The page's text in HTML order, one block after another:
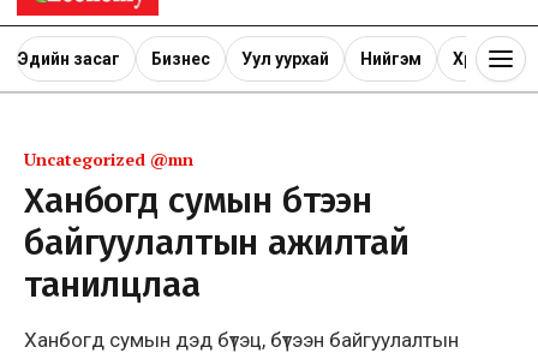
Эдийн засаг Бизнес Уул уурхай Нийгэм Хөрөнгө
Uncategorized @mn
Ханбогд сумын бүтээн
байгуулалтын ажилтай
танилцлаа
Ханбогд сумын дэд бүтэц, бүтээн байгуулалтын